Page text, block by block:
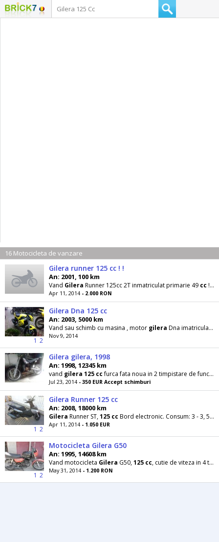
16 Motocicleta de vanzare
Gilera runner 125 cc ! !
An: 2001, 100 km
Vand Gilera Runner 125cc 2T inmatriculat primarie 49 cc ! ! ! Vopsit anul trecut !
Apr 11, 2014 - 2.000 RON
1 2
Gilera Dna 125 cc
An: 2003, 5000 km
Vand sau schimb cu masina , motor gilera Dna imatriculat pe primarie , se poate imatricula si
Nov 9, 2014
Gilera gilera, 1998
An: 1998, 12345 km
vand gilera 125 ccfurca fata noua in 2 timpistare de funcionare recent adusa din italia pret 350
Jul 23, 2014 - 350 EUR Accept schimburi
1 2
Gilera Runner 125 cc
An: 2008, 18000 km
Gilera Runner ST,125 cc Bord electronic. Consum: 3 - 3, 5/ 100km - in functie de stilul de mers
Apr 11, 2014 - 1.050 EUR
1 2
Motocicleta Gilera G50
An: 1995, 14608 km
Vand motocicleta Gilera G50,125 cc, cutie de viteza in 4 trepte, imatriculata.
May 31, 2014 - 1.200 RON